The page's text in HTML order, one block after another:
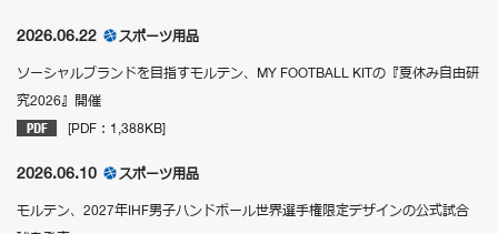
2026.06.22 スポーツ用品
ソーシャルブランドを目指すモルテン、MY FOOTBALL KITの『夏休み自由研
究2026』開催
[PDF：1,388KB]
2026.06.10 スポーツ用品
モルテン、2027年IHF男子ハンドボール世界選手権限定デザインの公式試合